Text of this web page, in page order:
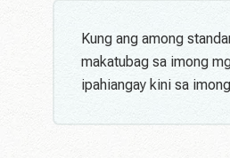
Kung ang among
makatubag sa imong
ipahiangay kini sa